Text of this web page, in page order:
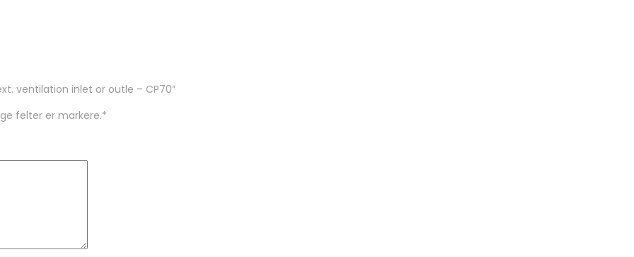
ventilation inlet or outle – CP70”
felter er markere.*